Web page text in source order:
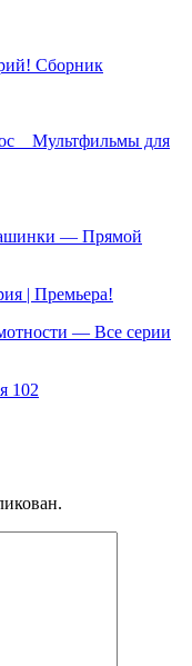
Сборник
_ Мультфильмы для
— Прямой
| Премьера!
— Все серии
102